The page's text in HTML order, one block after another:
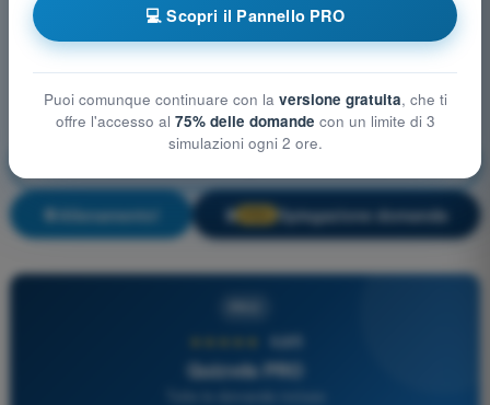
Allenamento! 🔒 Spiegazione domanda
4,6/5
Quizvds PRO
💻 Scopri il Pannello PRO
Puoi comunque continuare con la versione gratuita, che ti
offre l'accesso al 75% delle domande con un limite di 3
simulazioni ogni 2 ore.